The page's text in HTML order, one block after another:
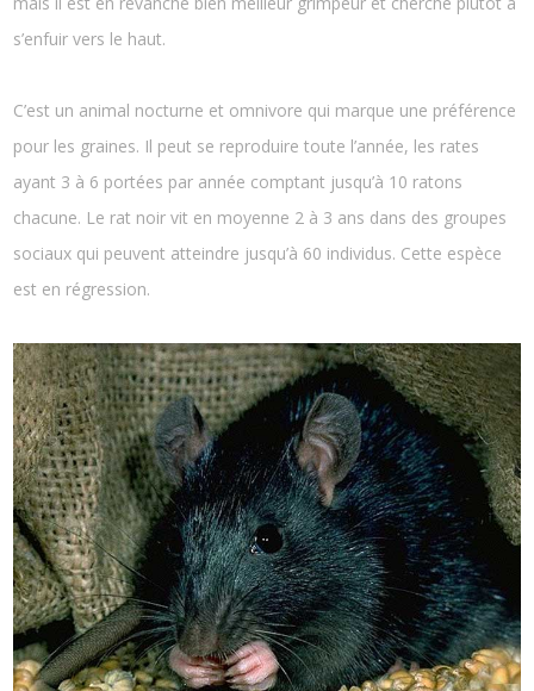
s’enfuir vers le haut.
C’est un animal nocturne et omnivore qui marque une préférence
pour les graines. Il peut se reproduire toute l’année, les rates
ayant 3 à 6 portées par année comptant jusqu’à 10 ratons
chacune. Le rat noir vit en moyenne 2 à 3 ans dans des groupes
sociaux qui peuvent atteindre jusqu’à 60 individus. Cette espèce
est en régression.